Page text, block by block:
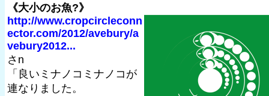
《大小のお魚?》
http://www.cropcircleconn
ector.com/2012/avebury/a
vebury2012...
さn
「良いミナノコミナノコが
連なりました。